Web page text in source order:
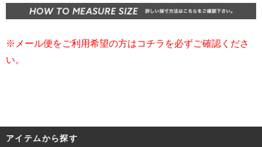
※メール便をご利用希望の方はコチラを必ずご確認くださ
い。
アイテムから探す